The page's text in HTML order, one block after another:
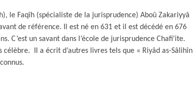
le Faqîh (spécialiste de la jurisprudence) Aboû Zakariyyâ
de référence. Il est né en 631 et il est décédé en 676
Il a écrit d’autres livres tels que « Riyâd as-Sâlihîn